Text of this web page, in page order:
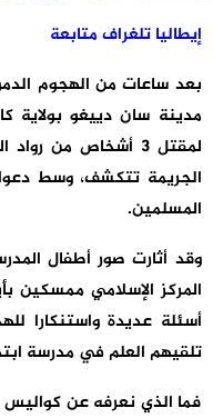
إيطاليا تلغراف متابعة
بعد ساعات من الهجوم
مدينة سان دييغو بولاية
لمقتل 3 أشخاص من
الجريمة تتكشف، وسط
المسلمين.
وقد أثارت صور أطفال
المركز الإسلامي ممسكين
أسئلة عديدة واستنكارا
تلقيهم العلم في مدرسة
فما الذي نعرفه عن كواليس